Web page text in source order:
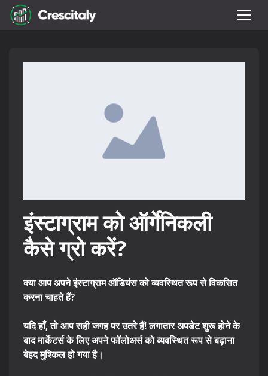
इंस्टाग्राम को ऑर्गेनिकली
कैसे ग्रो करें?
क्या आप अपने इंस्टाग्राम ऑडियंस को व्यवस्थित रूप से विकसित
करना चाहते हैं?
यदि हाँ, तो आप सही जगह पर उतरे हैं! लगातार अपडेट शुरू होने के
बाद मार्केटर्स के लिए अपने फॉलोअर्स को व्यवस्थित रूप से बढ़ाना
बेहद मुश्किल हो गया है।